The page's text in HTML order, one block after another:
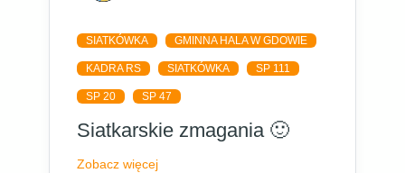
SIATKÓWKA GMINNA HALA W GDOWIE
KADRA RS SIATKÓWKA SP 111
SP 20 SP 47
Siatkarskie zmagania 🙂
Zobacz więcej